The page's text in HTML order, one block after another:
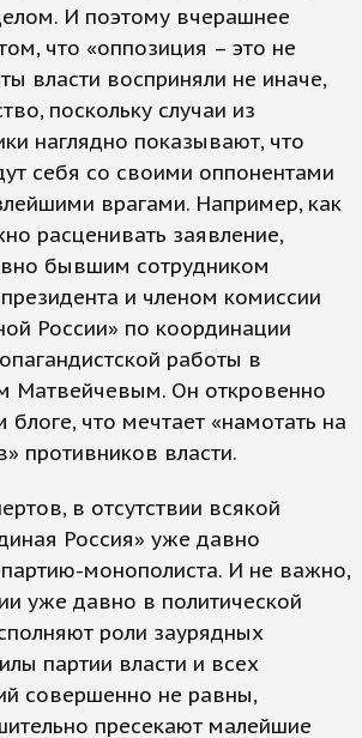
И поэтому вчерашнее
что «оппозиция – это не
власти восприняли не иначе,
поскольку случаи из
наглядно показывают, что
себя со своими оппонентами
врагами. Например, как
расценивать заявление,
бывшим сотрудником
и членом комиссии
России» по координации
работы в
Матвейчевым. Он откровенно
блоге, что мечтает «намотать на
противников власти.
в отсутствии всякой
Россия» уже давно
партию-монополиста. И не важно,
уже давно в политической
роли заурядных
партии власти и всех
совершенно не равны,
пресекают малейшие